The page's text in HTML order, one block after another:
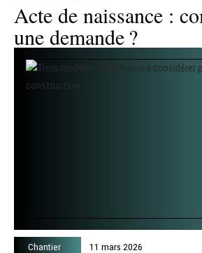
Acte de naissance :
une demande ?
Chantier 11 mars 2026